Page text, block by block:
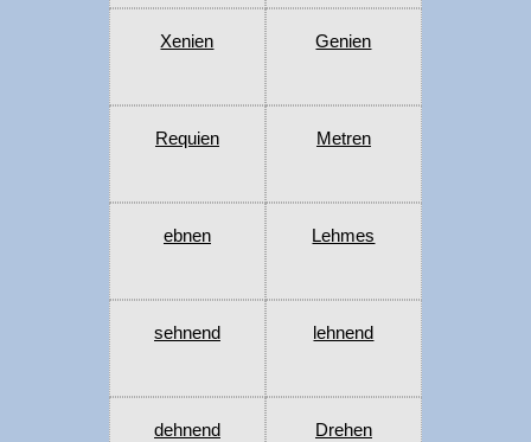
Xenien Genien
Requien Metren
ebnen Lehmes
sehnend lehnend
dehnend Drehen